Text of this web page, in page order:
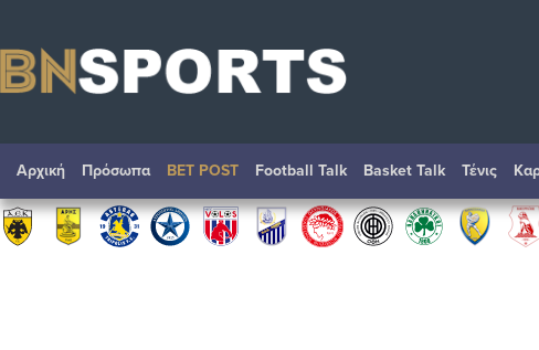
Αρχική Πρόσωπα BET POST Football Talk Basket Talk Τένις